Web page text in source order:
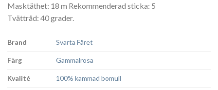
Masktäthet: 18 m Rekommenderad sticka: 5
Tvättråd: 40 grader.
Brand Svarta Fåret
Färg Gammalrosa
Kvalité 100% kammad bomull